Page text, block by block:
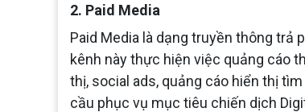
2. Paid Media
Paid Media là dạng truyền thông trả
kênh này thực hiện việc quảng cáo
thị, social ads, quảng cáo hiển thị
cầu phục vụ mục tiêu chiến dịch